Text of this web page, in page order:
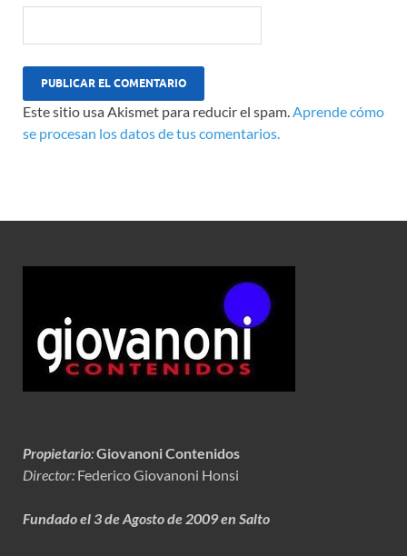
Este sitio usa Akismet para reducir el spam.Aprende cómo
se procesan los datos de tus comentarios.
Propietario:Giovanoni Contenidos
Director: Federico Giovanoni Honsi
Fundado el 3 de Agosto de 2009 en Salto